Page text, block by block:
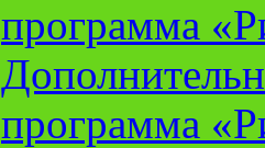
программа
программа